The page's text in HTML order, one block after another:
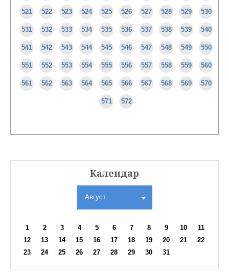
521 522 523 524 525 526 527 528 529 530
531 532 533 534 535 536 537 538 539 540
541 542 543 544 545 546 547 548 549 550
551 552 553 554 555 556 557 558 559 560
561 562 563 564 565 566 567 568 569 570
571 572
Календар
Август
1 2 3 4 5 6 7 8 9 10
11
12
13 14 15 16 17 18 19 20 21
22
23
24 25 26 27 28 29 30 31